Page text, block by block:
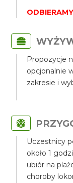
Propozycje
opcjonalnie
zakresie i
Uczestnicy
około 1
ubiór na
choroby